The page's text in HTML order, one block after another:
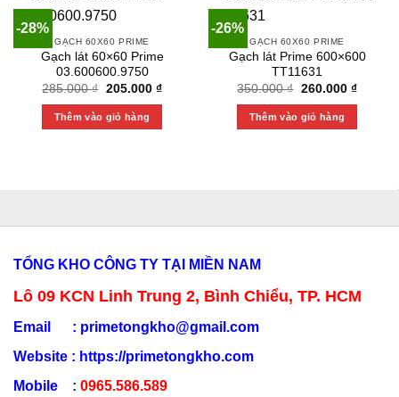
-28%
GẠCH 60X60 PRIME
Gạch lát 60×60 Prime
03.600600.9750
285.000₫ Original
was:
285.000 ₫.
205.000 ₫Current
Thêm vào giỏ hàng
-26%
GẠCH 60X60 PRIME
Gạch lát Prime 600×600
TT11631
350.000₫ Original
was:
350.000 ₫.
260.000 ₫Current
Thêm vào giỏ hàng
TỔNG KHO CÔNG TY TẠI MIỀN NAM
Lô 09 KCN Linh Trung 2, Bình Chiểu, TP. HCM
Email : primetongkho@gmail.com
Website : https://primetongkho.com
Mobile : 0965.586.589